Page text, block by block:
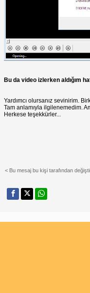
Bu da video izlerken aldığım
Yardımcı olursanız sevinirim.
Tam anlamıyla ilgilenemedim.
Herkese teşekkürler...
< Bu mesaj bu kişi tarafından